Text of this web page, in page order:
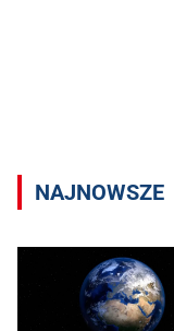
NAJNOWSZE